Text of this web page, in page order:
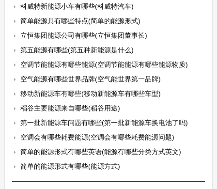
科威特新能源小车有哪些(科威特汽车)
简单能源具有哪些特点(简单的能源形式)
立恒集团能源公司有哪些(立恒集团董事长)
第五能源有哪些(第五种新能源是什么)
空调节能能源有哪些能源(空调节能能源有哪些能源物质)
空气能源有哪些世界品牌(空气能世界第一品牌)
移动新能源车有哪些(移动新能源车有哪些车型)
稻谷主要能源来自哪些(稻谷用途)
第一批新能源车问题有哪些(第一批新能源车换电池了吗)
空调会有哪些耗费能源(空调会有哪些耗费能源问题)
简单的能源形式有哪些英语(能源有哪些分类方式英文)
简单的能源形式有哪些(能源方式)